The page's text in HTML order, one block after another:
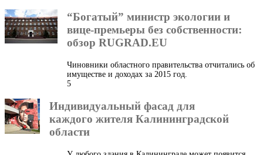
“Богатый” министр экологии и
вице-премьеры без собственности:
обзор RUGRAD.EU
Чиновники областного правительства отчитались об
имуществе и доходах за 2015 год.
5
Индивидуальный фасад для
каждого жителя Калининградской
области